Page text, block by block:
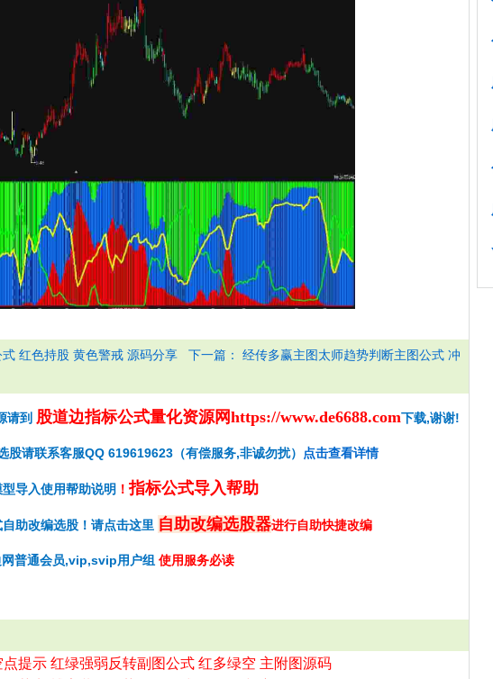
红色持股 黄色警戒 源码分享 下一篇： 经传多赢主图太师趋势判断主图公式 冲
请到 股道边指标公式量化资源网https://www.de6688.com下载,谢谢!
股请联系客服QQ 619619623（有偿服务,非诚勿扰） 点击查看详情
导入使用帮助说明 ！指标公式导入帮助
助改编选股！请点击这里 自助改编选股器进行自助快捷改编
网普通会员,vip,svip用户组 使用服务必读
提示 红绿强弱反转副图公式 红多绿空 主附图源码